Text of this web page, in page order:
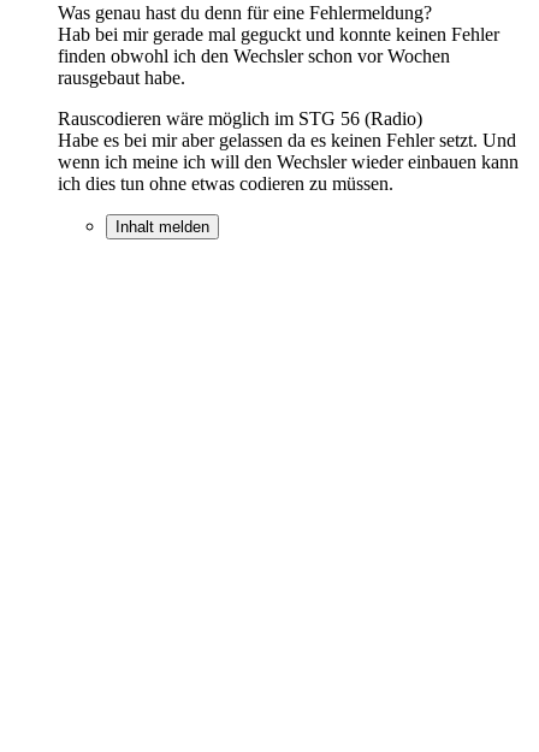
Was genau hast du denn für eine Fehlermeldung?
Hab bei mir gerade mal geguckt und konnte keinen Fehler
finden obwohl ich den Wechsler schon vor Wochen
rausgebaut habe.
Rauscodieren wäre möglich im STG 56 (Radio)
Habe es bei mir aber gelassen da es keinen Fehler setzt. Und
wenn ich meine ich will den Wechsler wieder einbauen kann
ich dies tun ohne etwas codieren zu müssen.
Inhalt melden